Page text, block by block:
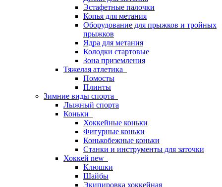
Эстафетные палочки
Копья для метания
Оборудование для прыжков и тройных
прыжков
Ядра для метания
Колодки стартовые
Зона приземления
Тяжелая атлетика
Помосты
Плинты
Зимние виды спорта
Лыжный спорта
Коньки
Хоккейные коньки
Фигурные коньки
Конькобежные коньки
Станки и инструменты для заточки
Хоккей new
Клюшки
Шайбы
Экипировка хоккейная